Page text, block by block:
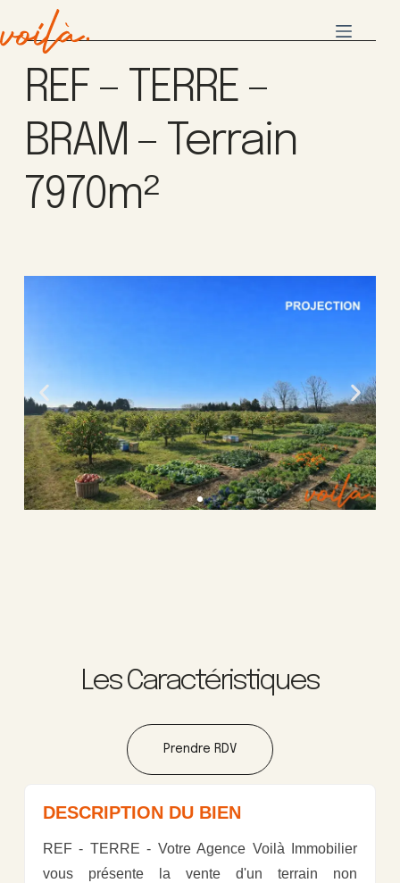
REF – TERRE –
BRAM – Terrain
7970m²
Les Caractéristiques
Prendre RDV
DESCRIPTION DU BIEN
REF - TERRE - Votre Agence Voilà Immobilier
vous présente la vente d'un terrain non